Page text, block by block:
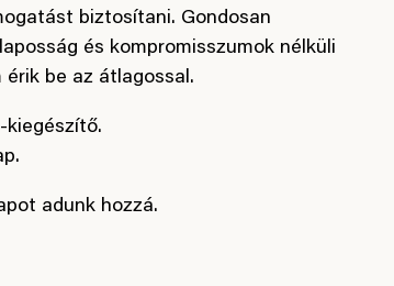
biztosítani. Gondosan
és kompromisszumok nélküli
érik be az átlagossal.
kiegészítő.
adunk hozzá.